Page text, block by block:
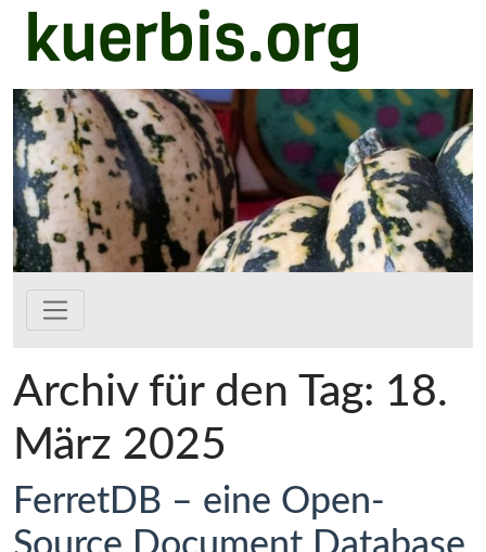
Zum Hauptinhalt springen
kuerbis.org
Archiv für den Tag: 18.
März 2025
FerretDB – eine Open-